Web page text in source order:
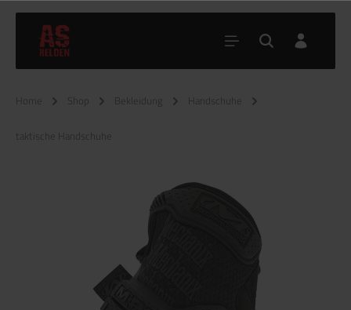
Home Shop Bekleidung Handschuhe
taktische Handschuhe